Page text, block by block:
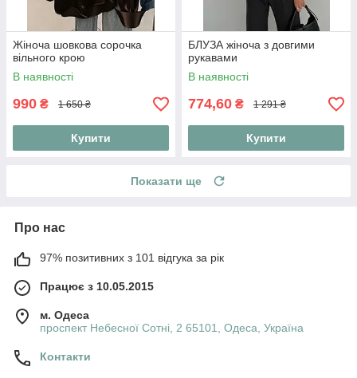
Жіноча шовкова сорочка
вільного крою
В наявності
990 ₴ 1 650 ₴
Купити
БЛУЗА жіноча з довгими
рукавами
В наявності
774,60 ₴ 1 291 ₴
Купити
Показати ще
Про нас
97% позитивних з 101 відгука за рік
Працює з 10.05.2015
м. Одеса
проспект Небесної Сотні, 2 65101, Одеса, Україна
Контакти